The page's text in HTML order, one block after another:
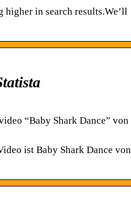
higher in search results.We’ll
“Baby Shark Dance” von
ist Baby Shark Dance von